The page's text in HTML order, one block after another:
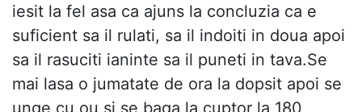
iesit la fel asa ca ajuns la concluzia ca e
suficient sa il rulati, sa il indoiti in doua apoi
sa il rasuciti ianinte sa il puneti in tava.Se
mai lasa o jumatate de ora la dopsit apoi se
unge cu ou si se baga la cuptor la 180